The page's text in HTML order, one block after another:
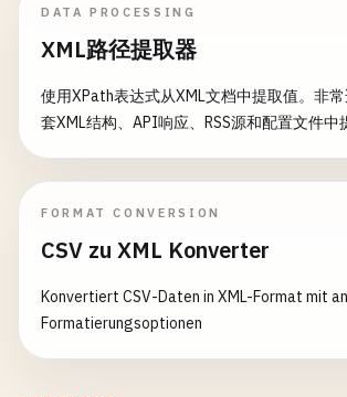
DATA PROCESSING
XML路径提取器
使用XPath表达式从XML文档中提取值。非
套XML结构、API响应、RSS源和配置文件中
FORMAT CONVERSION
CSV zu XML Konverter
Konvertiert CSV-Daten in XML-Format mit
Formatierungsoptionen